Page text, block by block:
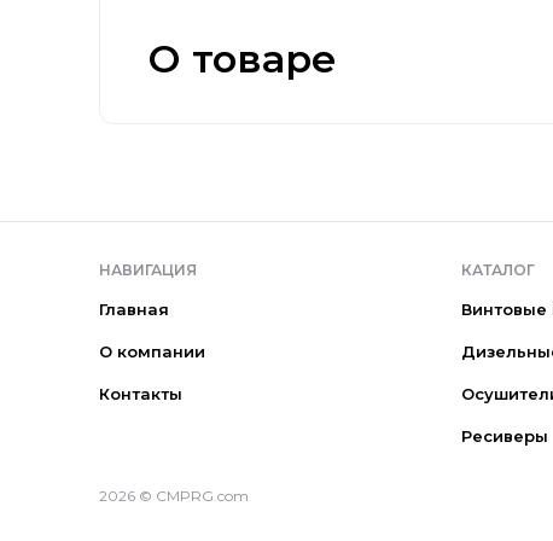
О товаре
НАВИГАЦИЯ
Главная
О компании
Контакты
КАТАЛОГ
Винтовые
Ресиверы
2026 © CMPRG.com